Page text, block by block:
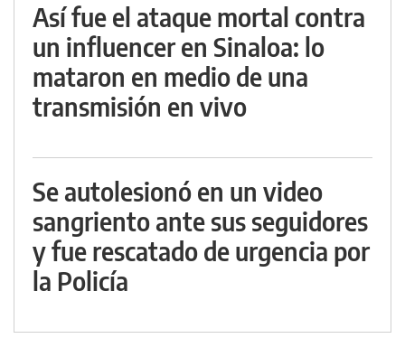
Así fue el ataque mortal contra
un influencer en Sinaloa: lo
mataron en medio de una
transmisión en vivo
Se autolesionó en un video
sangriento ante sus seguidores
y fue rescatado de urgencia por
la Policía